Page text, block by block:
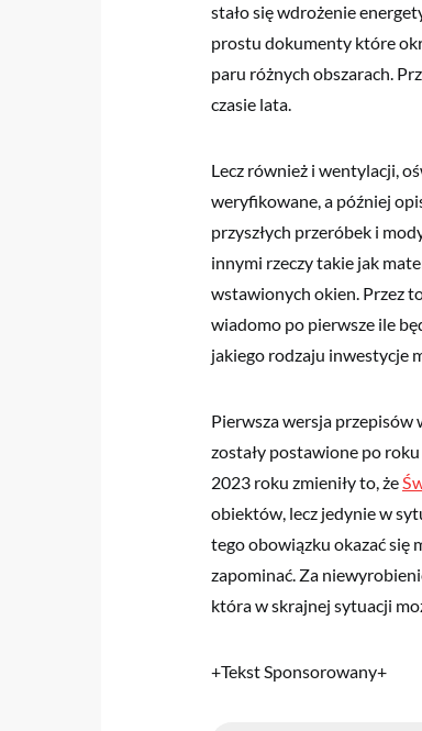
stało się wdrożenie
prostu dokumenty które
paru różnych obszarach.
czasie lata.
Lecz również i wentylacji,
weryfikowane, a później
przyszłych przeróbek i
innymi rzeczy takie jak
wstawionych okien. Przez
wiadomo po pierwsze ile
jakiego rodzaju inwestycje
Pierwsza wersja
zostały postawione po
2023 roku zmieniły to, że
obiektów, lecz jedynie w
tego obowiązku okazać się
zapominać. Za
która w skrajnej sytuacji
+Tekst Sponsorowany+